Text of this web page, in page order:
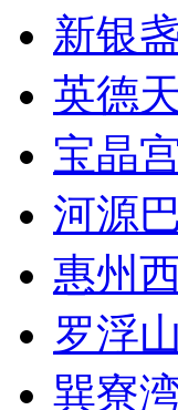
新银
英德
宝晶
河源
惠州
罗浮山
巽寮